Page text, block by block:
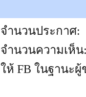
จำนวนประกาศ:
จำนวนความเห็น
ให้ FB ในฐานะผู้